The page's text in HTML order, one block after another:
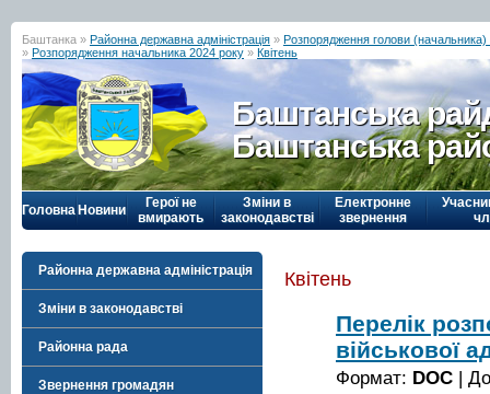
Баштанка » Районна державна адміністрація » Розпорядження голови (начальника)
» Розпорядження начальника 2024 року » Квітень
Баштанська
Баштанська
Головна Новини
Герої не
вмирають
Зміни в
законодавстві
Електронне
звернення
Районна державна адміністрація
Зміни в законодавстві
Районна рада
Звернення громадян
Квітень
Перелік
військової
Формат: DOC |